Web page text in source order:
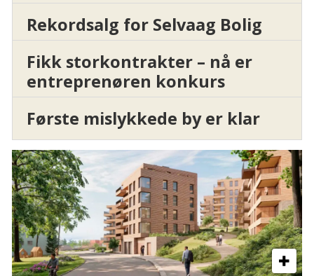
Rekordsalg for Selvaag Bolig
Fikk storkontrakter – nå er
entreprenøren konkurs
Første mislykkede by er klar